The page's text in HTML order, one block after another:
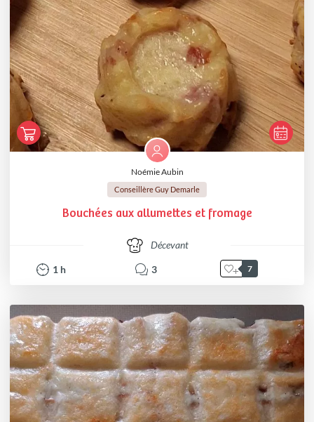
Noémie Aubin
Conseillère Guy Demarle
Bouchées aux allumettes et fromage
Décevant
1 h 3 7